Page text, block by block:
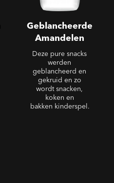
Geblancheerde
Amandelen
Deze pure snacks
werden
geblancheerd en
gekruid en zo
wordt snacken,
koken en
bakken kinderspel.